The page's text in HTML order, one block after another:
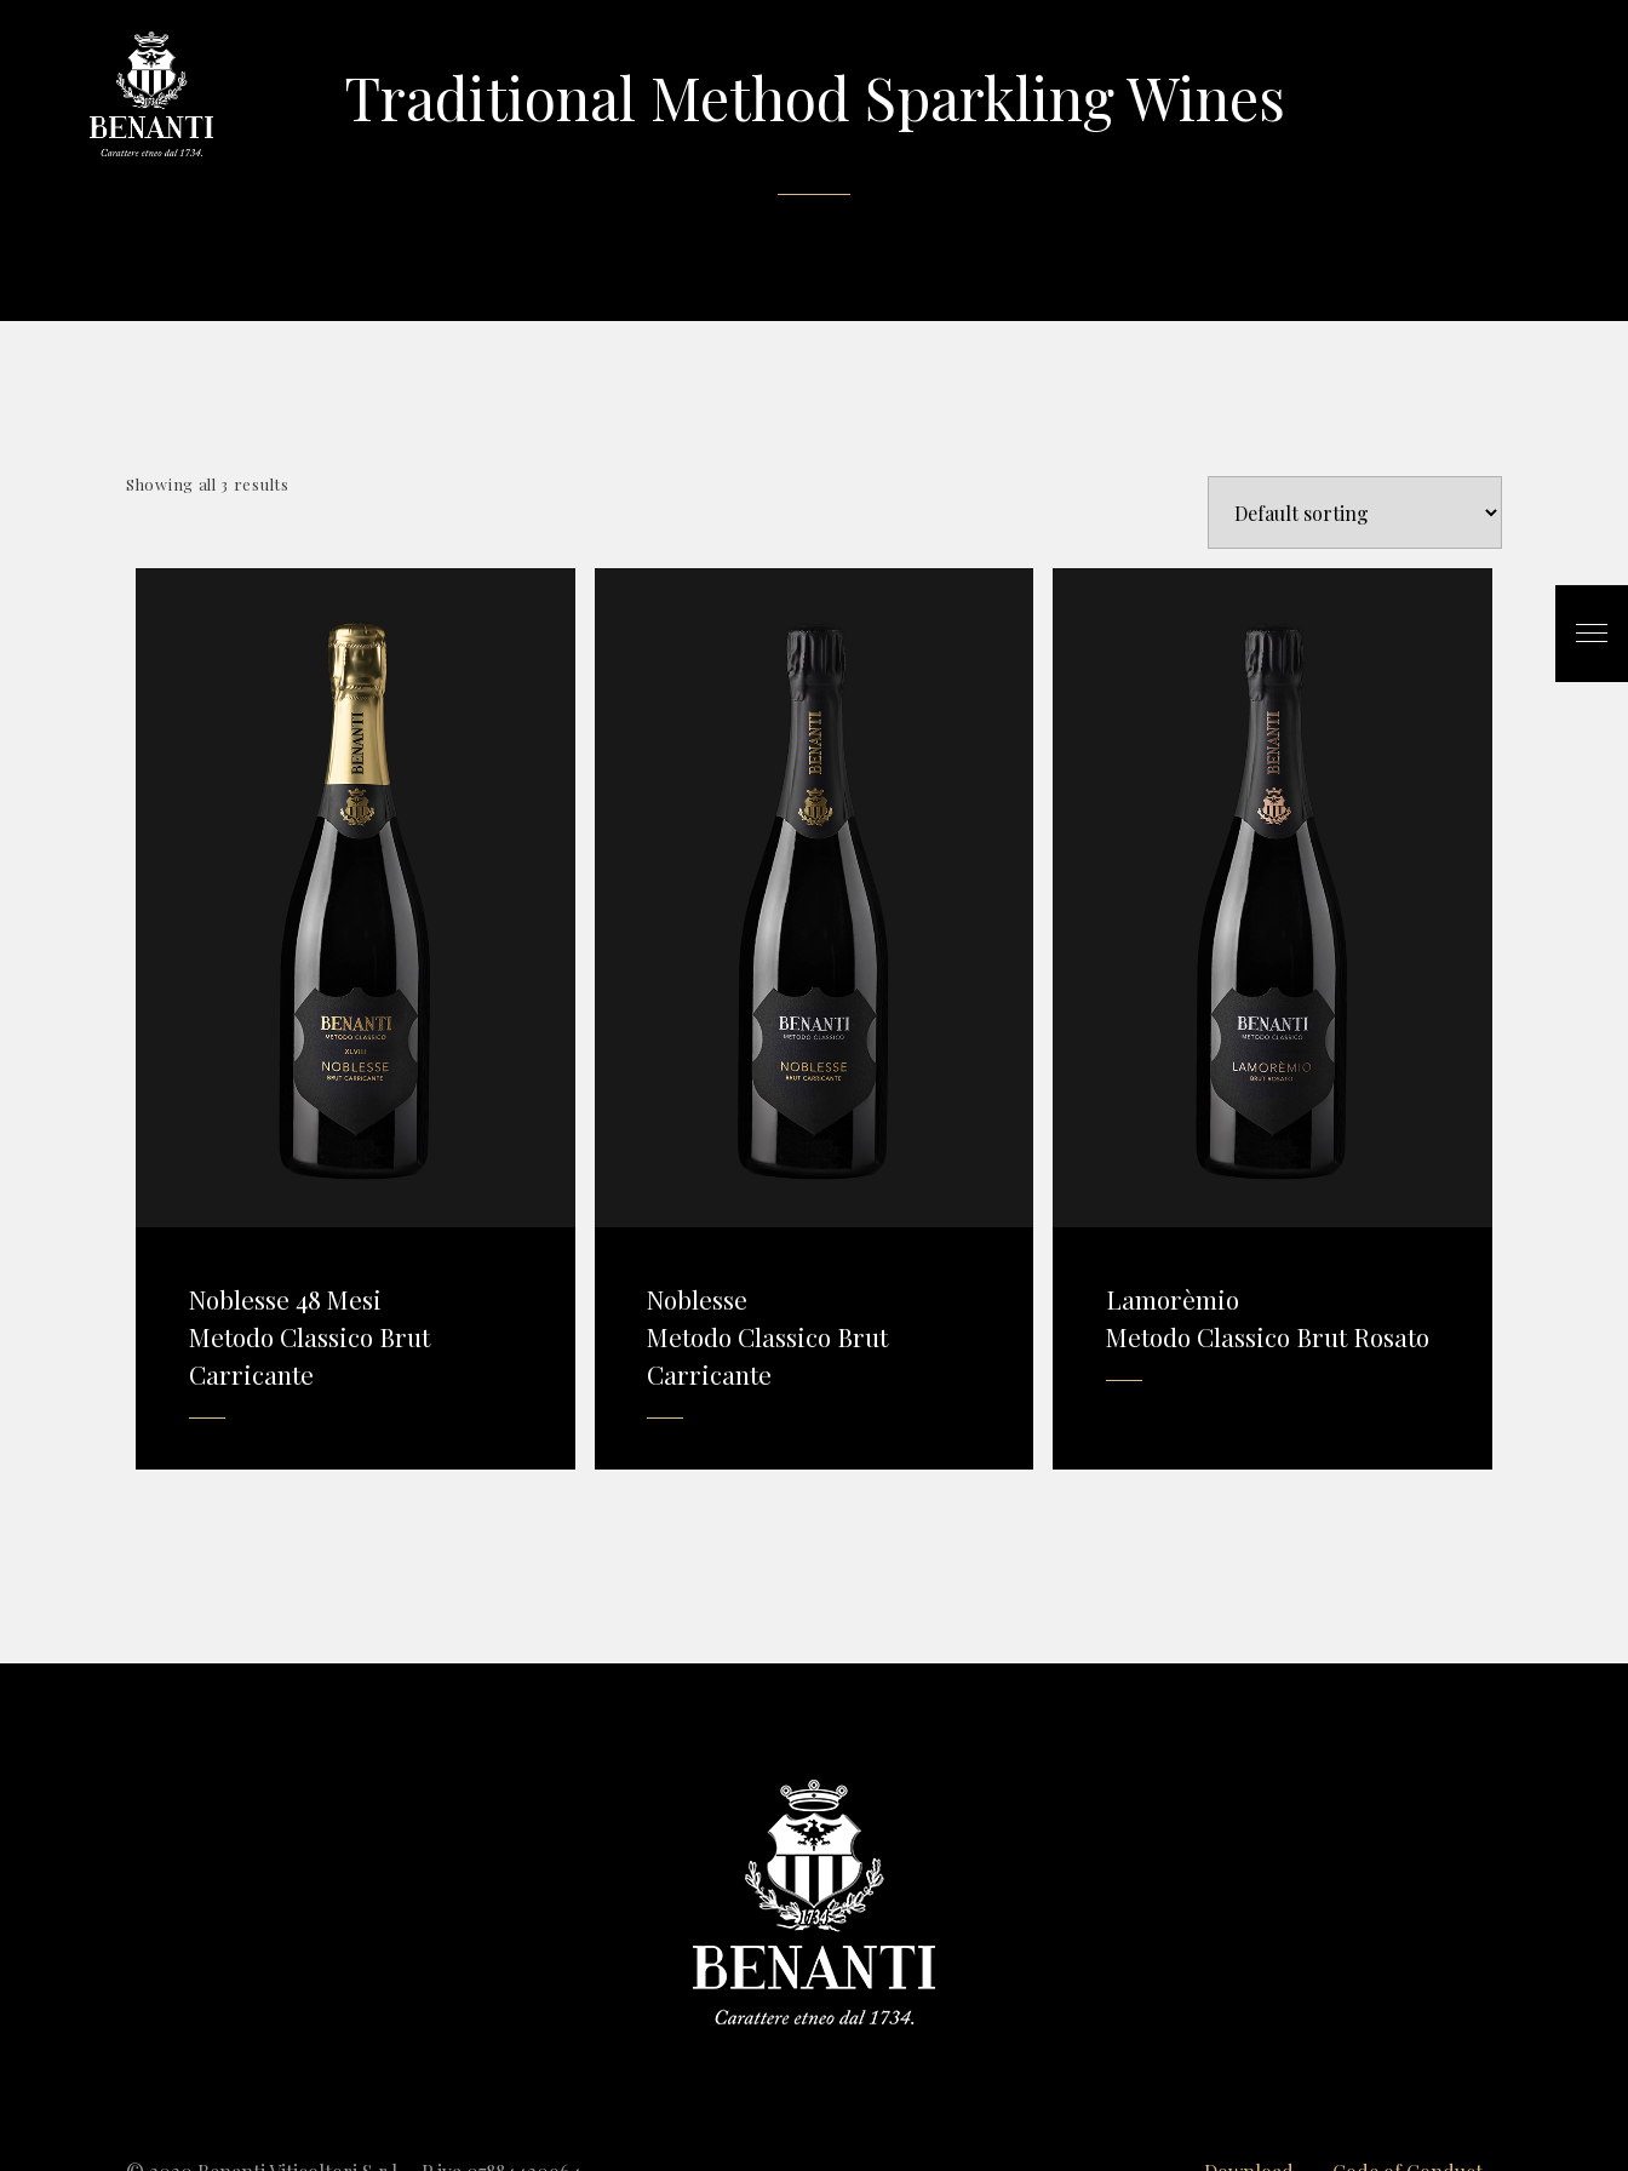
Traditional Method Sparkling Wines
Showing all 3 results
Noblesse 48 Mesi
Metodo Classico Brut
Carricante
Noblesse
Metodo Classico Brut
Carricante
Lamorèmio
Metodo Classico Brut Rosato